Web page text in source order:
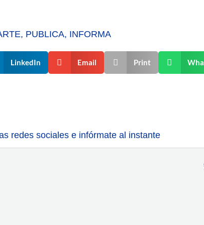
PUBLICA, INFORMA
LinkedIn Email Print
redes sociales e infórmate al instante